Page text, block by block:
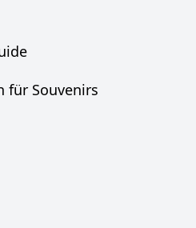
für Souvenirs